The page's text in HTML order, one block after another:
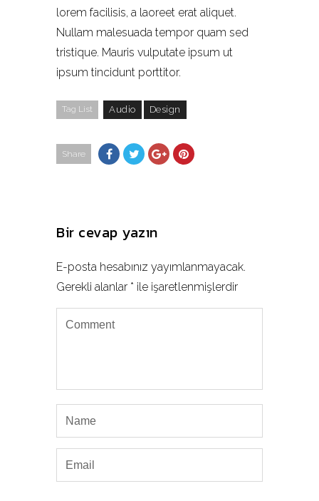
lorem facilisis, a laoreet erat aliquet.
Nullam malesuada tempor quam sed
tristique. Mauris vulputate ipsum ut
ipsum tincidunt porttitor.
Tag List Audio Design
Share
Bir cevap yazın
E-posta hesabınız yayımlanmayacak.
Gerekli alanlar * ile işaretlenmişlerdir